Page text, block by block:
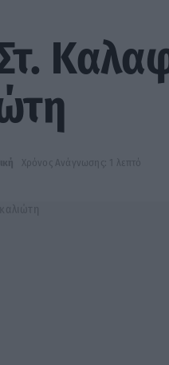
Χρόνος Ανάγνωσης: 1 λεπτό